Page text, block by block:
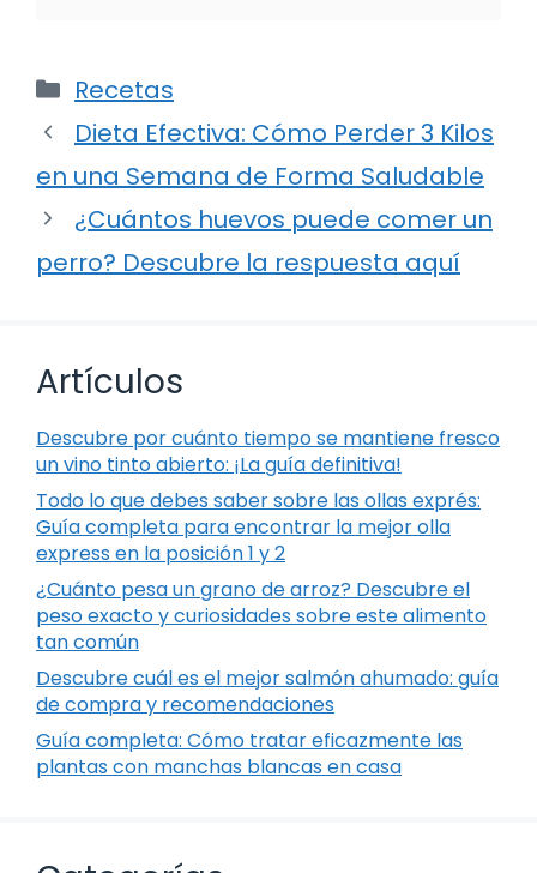
Categorías
Recetas
Dieta Efectiva: Cómo Perder 3 Kilos
en una Semana de Forma Saludable
¿Cuántos huevos puede comer un
perro? Descubre la respuesta aquí
Artículos
Descubre por cuánto tiempo se mantiene fresco
un vino tinto abierto: ¡La guía definitiva!
Todo lo que debes saber sobre las ollas exprés:
Guía completa para encontrar la mejor olla
express en la posición 1 y 2
¿Cuánto pesa un grano de arroz? Descubre el
peso exacto y curiosidades sobre este alimento
tan común
Descubre cuál es el mejor salmón ahumado: guía
de compra y recomendaciones
Guía completa: Cómo tratar eficazmente las
plantas con manchas blancas en casa